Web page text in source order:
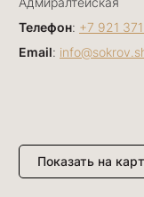
Телефон: +7 921
Email:
Показать на